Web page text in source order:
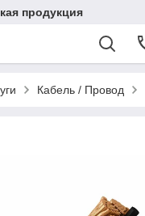
продукция
Кабель / Провод